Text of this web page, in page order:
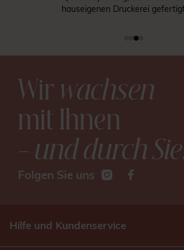
hauseigenen Druckerei
Wirwachsen
mit Ihnen
– und durch Sie
Folgen Sie uns
Hilfe und Kundenservice